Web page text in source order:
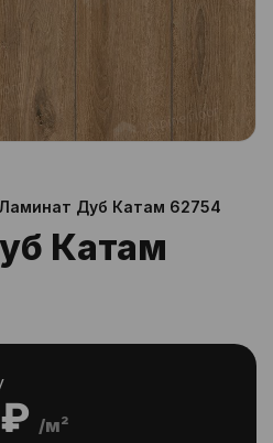
Ламинат Дуб Катам 62754
Катам
/м²